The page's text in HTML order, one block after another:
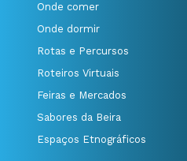
Onde comer
Onde dormir
Rotas e Percursos
Roteiros Virtuais
Feiras e Mercados
Sabores da Beira
Espaços Etnográficos